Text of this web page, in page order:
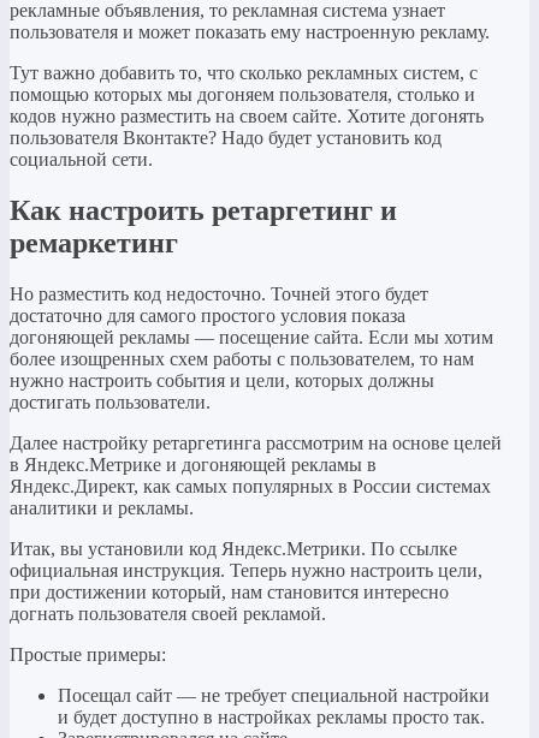
рекламные объявления, то рекламная система узнает
пользователя и может показать ему настроенную рекламу.
Тут важно добавить то, что сколько рекламных систем, с
помощью которых мы догоняем пользователя, столько и
кодов нужно разместить на своем сайте. Хотите догонять
пользователя Вконтакте? Надо будет установить код
социальной сети.
Как настроить ретаргетинг и
ремаркетинг
Но разместить код недосточно. Точней этого будет
достаточно для самого простого условия показа
догоняющей рекламы — посещение сайта. Если мы хотим
более изощренных схем работы с пользователем, то нам
нужно настроить события и цели, которых должны
достигать пользователи.
Далее настройку ретаргетинга рассмотрим на основе целей
в Яндекс.Метрике и догоняющей рекламы в
Яндекс.Директ, как самых популярных в России системах
аналитики и рекламы.
Итак, вы установили код Яндекс.Метрики. По ссылке
официальная инструкция. Теперь нужно настроить цели,
при достижении который, нам становится интересно
догнать пользователя своей рекламой.
Простые примеры:
Посещал сайт — не требует специальной настройки
и будет доступно в настройках рекламы просто так.